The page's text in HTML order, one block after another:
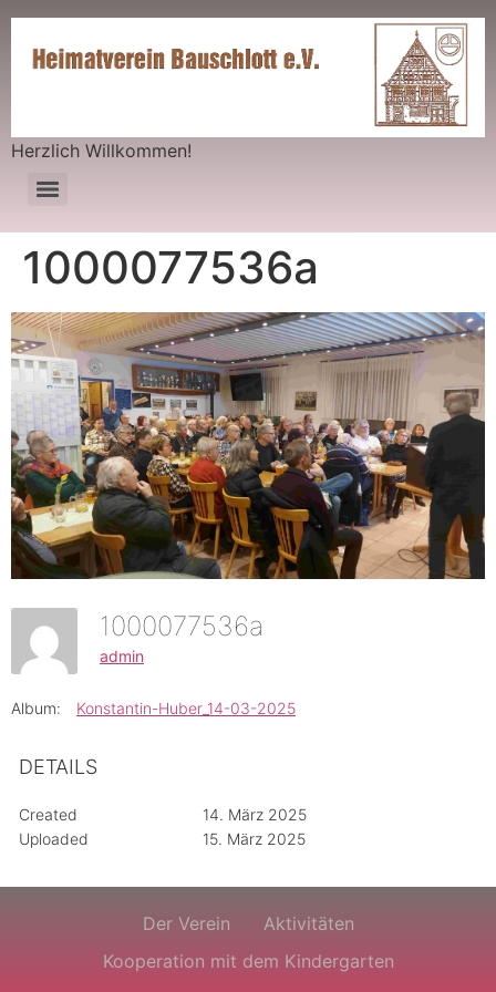
Herzlich Willkommen!
1000077536a
1000077536a
admin
Album: Konstantin-Huber_14-03-2025
DETAILS
Created
14. März 2025
Uploaded
15. März 2025
Der Verein
Aktivitäten
Kooperation mit dem Kindergarten